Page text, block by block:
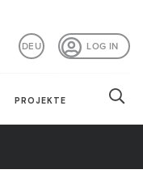
LOG IN
DEU
PROJEKTE